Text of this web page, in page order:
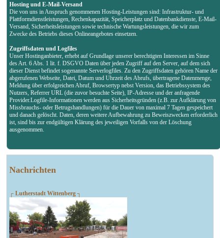
Nachrichten
┌ Lutherstadt Wittenberg ┐
Hosting und E-Mail-Versand
Die von uns in Anspruch genommenen Hosting-Leistungen sind: Infrastruktur- und
Plattformdienstleistungen, Rechenkapazität, Speicherplatz und Datenbankdienste, E-Mail-
Versand, Sicherheitsleistungen sowie technische Wartungsleistungen, die wir zum
Zwecke des Betriebs dieses Onlineangebotes einsetzen.
Zugriffsdaten und Logfiles
Unser Hostinganbieter, erhebt auf Grundlage unserer berechtigten Interessen im Sinne
des Art. 6 Abs. 1 lit. f. DSGVO Daten über jeden Zugriff auf den Server, auf dem sich
dieser Dienst befindet sogenannte Serverlogfiles. Zu den Zugriffsdaten gehören Name der
abgerufenen Webseite, Datei, Datum und Uhrzeit des Abrufs, übertragene Datenmenge,
Meldung über erfolgreichen Abruf, Browsertyp nebst Version, das Betriebssystem des
Nutzers, Referrer URL (die zuvor besuchte Seite), IP-Adresse und der anfragende
Provider.Logfile-Informationen werden aus Sicherheitsgründen (z.B. zur Aufklärung von
Missbrauchs- oder Betrugshandlungen) für die Dauer von maximal 7 Tagen gespeichert
und danach gelöscht. Daten, deren weitere Aufbewahrung zu Beweiszwecken erforderlich
ist, sind bis zur endgültigen Klärung des jeweiligen Vorfalls von der Löschung
ausgenommen.